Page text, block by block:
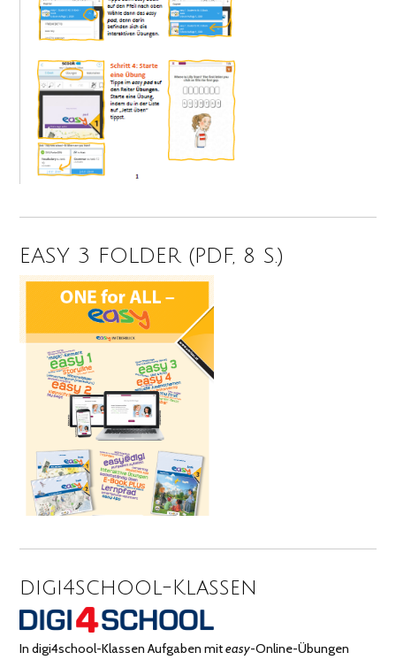
EASY 3 FOLDER (PDF, 8 S.)
digi4school-Klassen
In digi4school-Klassen Aufgaben miteasy-Online-Übungen